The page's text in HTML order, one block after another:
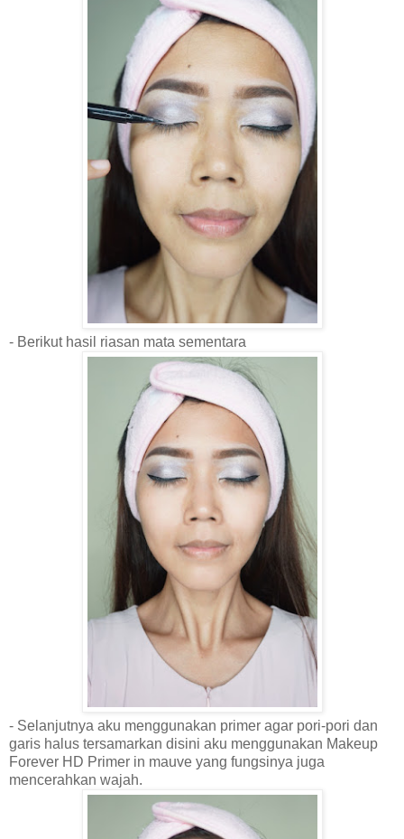
- Berikut hasil riasan mata sementara
- Selanjutnya aku menggunakan primer agar pori-pori dan
garis halus tersamarkan disini aku menggunakan Makeup
Forever HD Primer in mauve yang fungsinya juga
mencerahkan wajah.